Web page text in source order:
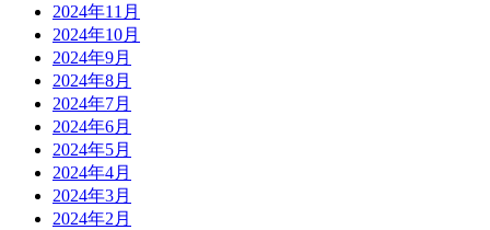
2024年11月
2024年10月
2024年9月
2024年8月
2024年7月
2024年6月
2024年5月
2024年4月
2024年3月
2024年2月